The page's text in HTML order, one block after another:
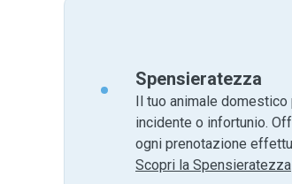
Spensieratezza
Il tuo animale
incidente o infortunio.
ogni prenotazione
Scopri la Spensieratezza